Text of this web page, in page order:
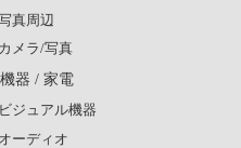
真周辺
カメラ/写真
器 / 家電
ビジュアル機器
オーディオ